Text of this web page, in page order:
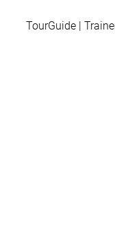
TourGuide |